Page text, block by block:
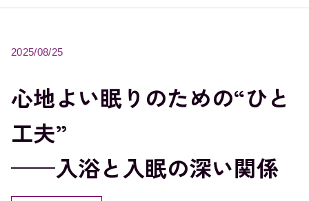
2025/08/25
心地よい眠りのための“ひと
工夫”
——入浴と入眠の深い関係